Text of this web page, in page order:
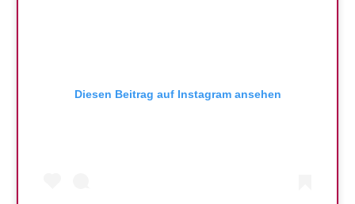
Diesen Beitrag auf Instagram ansehen